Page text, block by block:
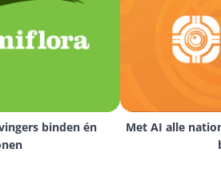
binden én
Met AI alle